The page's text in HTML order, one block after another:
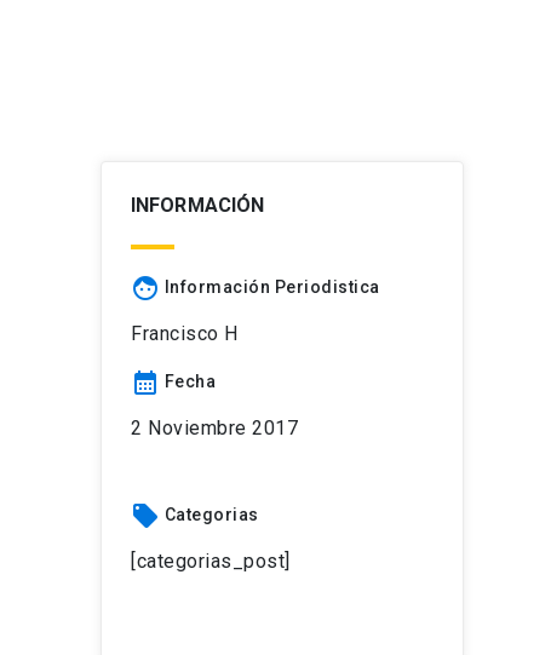
INFORMACIÓN
face Información Periodistica
Francisco H
calendar_month Fecha
2 Noviembre 2017
local_offer Categorias
[categorias_post]